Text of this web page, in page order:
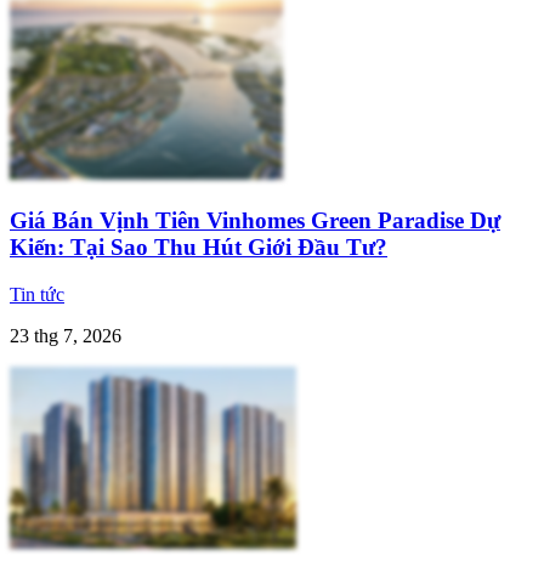
Giá Bán Vịnh Tiên Vinhomes Green Paradise Dự
Kiến: Tại Sao Thu Hút Giới Đầu Tư?
Tin tức
23 thg 7, 2026